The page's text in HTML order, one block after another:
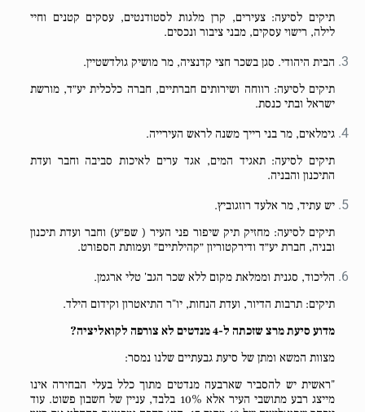
תיקים לסיעה: צעירים, קרן מלגות לסטודנטים, עסקים קטנים וחיי
לילה, רישוי עסקים, מבני ציבור ונכסים.
הבית היהודי. סגן בשכר חצי קדנציה, מר מושיק גולדשטיין.
תיקים לסיעה: רווחה ושירותים חברתיים, חברה כלכלית יע״ד, מורשת
ישראל ובתי כנסת.
גימלאים, מר בני רייך משנה לראש העירייה.
תיקים לסיעה: תאגיד המים, אגד ערים לאיכות סביבה וחבר ועדת
התיכנון והבניה.
יש עתיד, מר אלעד רוזגוביץ.
תיקים לסיעה: מחזיק תיק שיפור פני העיר ( שפ״ע) וחבר ועדת תיכנון
ובניה, חברת יע״ד ודירקטוריון ״קהילתיים״ ועמותת הספורט.
הליכוד, סגנית וממלאת מקום ללא שכר הגב' טלי ארגמן.
תיקים: תרבות הדיור, ועדת הנחות, יו"ר התיאטרון וקידום הילד.
מדוע סיעת מרצ שזכתה ל-4 מנדטים לא צורפה לקואליציה?
מצוות המשא ומתן של סיעת גבעתיים שלנו נמסר:
"ראשית יש להסביר שארבעה מנדטים מתוך כלל בעלי הבחירה אינו
מייצג רבע מתושבי העיר אלא 10% בלבד, עניין של חשבון פשוט. עוד